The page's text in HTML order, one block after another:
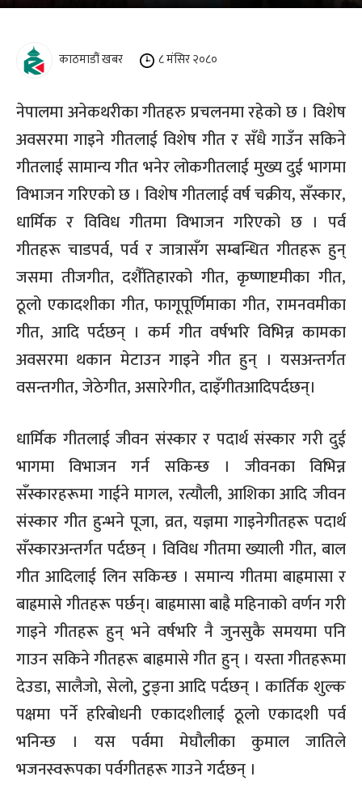
काठमाडौं खबर ८ मंसिर २०८०
नेपालमा अनेकथरीका गीतहरु प्रचलनमा रहेको छ । विशेष
अवसरमा गाइने गीतलाई विशेष गीत र सँधै गाउँन सकिने
गीतलाई सामान्य गीत भनेर लोकगीतलाई मुख्य दुई भागमा
विभाजन गरिएको छ । विशेष गीतलाई वर्ष चक्रीय,सँस्कार,
धार्मिक र विविध गीतमा विभाजन गरिएको छ । पर्व
गीतहरू चाडपर्व, पर्व र जात्रासँग सम्बन्धित गीतहरू हुन्
जसमा तीजगीत,दशैँतिहारको गीत,कृष्णाष्टमीका गीत,
ठूलो एकादशीका गीत,फागूपूर्णिमाका गीत,रामनवमीका
गीत, आदि पर्दछन् । कर्म गीत वर्षभरि विभिन्न कामका
अवसरमा थकान मेटाउन गाइने गीत हुन् । यसअन्तर्गत
वसन्तगीत,जेठेगीत,असारेगीत,दाइँगीतआदिपर्दछन्।
धार्मिक गीतलाई जीवन संस्कार र पदार्थ संस्कार गरी दुई
भागमा विभाजन गर्न सकिन्छ । जीवनका विभिन्न
सँस्कारहरूमा गाईने मागल,रत्यौली, आशिका आदि जीवन
संस्कार गीत हुन्भने पूजा, व्रत, यज्ञमा गाइनेगीतहरू पदार्थ
सँस्कारअन्तर्गत पर्दछन् । विविध गीतमा ख्याली गीत,बाल
गीत आदिलाई लिन सकिन्छ । समान्य गीतमा बाह्रमासा र
बाह्रमासे गीतहरू पर्छन्। बाह्रमासा बाह्रै महिनाको वर्णन गरी
गाइने गीतहरू हुन् भने वर्षभरि नै जुनसुकै समयमा पनि
गाउन सकिने गीतहरू बाह्रमासे गीत हुन् । यस्ता गीतहरूमा
देउडा, सालैजो, सेलो, टुङ्ना आदि पर्दछन् । कार्तिक शुल्क
पक्षमा पर्ने हरिबोधनी एकादशीलाई ठूलो एकादशी पर्व
भनिन्छ । यस पर्वमा मेघौलीका कुमाल जातिले
भजनस्वरूपका पर्वगीतहरू गाउने गर्दछन् ।